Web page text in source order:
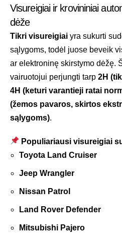
Visureigiai ir krovininiai
dėže
Tikri visureigiai yra sukurti
sąlygoms, todėl juose beveik
ar elektroninę skirstymo dėžę.
vairuotojui perjungti tarp 2H
4H (keturi varantieji ratai
(žemos pavaros, skirtos
sąlygoms).
Populiariausi visureigiai
Toyota Land Cruiser
Jeep Wrangler
Nissan Patrol
Land Rover Defender
Mitsubishi Pajero